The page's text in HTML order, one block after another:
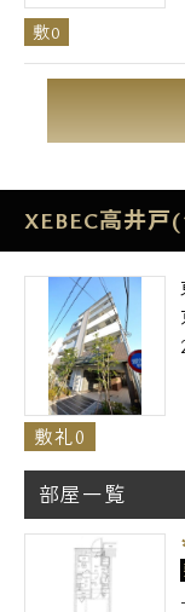
敷0
XEBEC高井
敷礼0
部屋一覧
電話でお問
営業時間 10